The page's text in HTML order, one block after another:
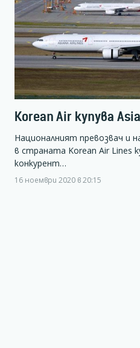
Korean Air купува
Националният превозвач и
в страната Korean Air Lines
конкурент…
16 ноември 2020 в 20:15